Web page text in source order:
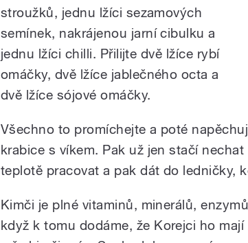
stroužků, jednu lžíci sezamových
semínek, nakrájenou jarní cibulku a
jednu lžíci chilli. Přilijte dvě lžíce rybí
omáčky, dvě lžíce jablečného octa a
dvě lžíce sójové omáčky.
Všechno to promíchejte a poté
krabice s víkem. Pak už jen stačí
teplotě pracovat a pak dát do ledničky,
Kimči je plné vitaminů, minerálů,
když k tomu dodáme, že Korejci ho